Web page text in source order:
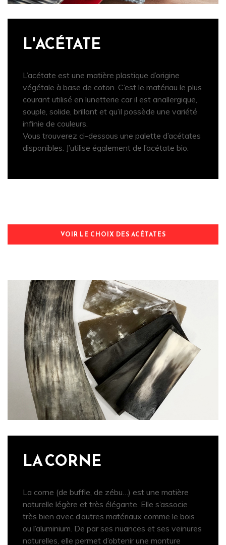
L'ACÉTATE
L’acétate est une matière plastique d’origine
végétale à base de coton. C’est le matériau le plus
courant utilisé en lunetterie car il est anallergique,
souple, solide, brillant et qu’il possède une variété
infinie de couleurs.
Vous trouverez ci-dessous une palette d’acétates
disponibles. J’utilise également de l’acétate bio.
VOIR LE CHOIX DES ACÉTATES
LA CORNE
La corne (de buffle, de zébu…) est une matière
naturelle légère et très élégante. Elle s’associe
très bien avec d’autres matériaux comme le bois
ou l’aluminium. De par ses nuances et ses veinures
naturelles, elle permet d’obtenir une monture